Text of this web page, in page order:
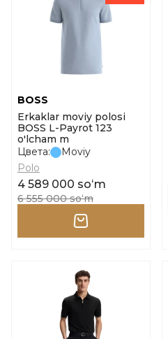
BOSS
Erkaklar moviy polosi
BOSS L-Payrot 123
o'lcham m
Цвета:
Moviy
Polo
4 589 000 soʻm
6 555 000 soʻm